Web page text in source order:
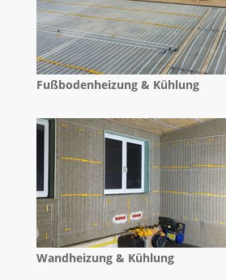
Fußbodenheizung & Kühlung
Wandheizung & Kühlung